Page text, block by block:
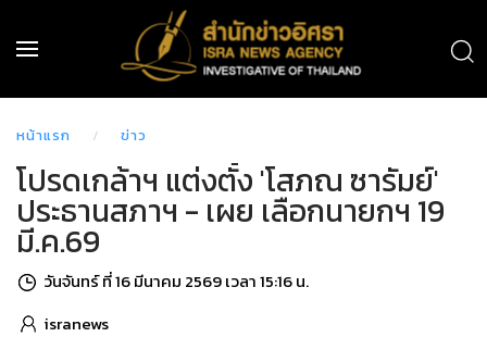
หน้าแรก ข่าว
โปรดเกล้าฯ แต่งตั้ง 'โสภณ ซารัมย์'
ประธานสภาฯ - เผย เลือกนายกฯ 19
มี.ค.69
วันจันทร์ ที่ 16 มีนาคม 2569 เวลา 15:16 น.
isranews